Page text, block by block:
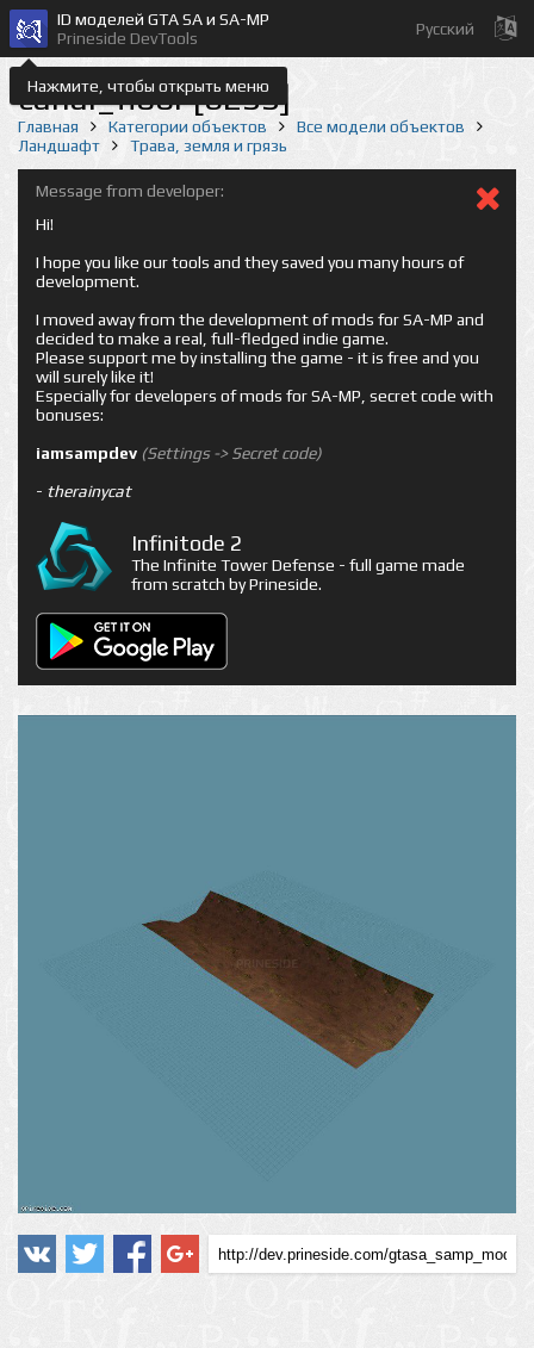
Нажмите, чтобы открыть меню
ID моделей GTA SA и SA-MP
Prineside DevTools
Русский
canal_floor [6233]
Главная Категории объектов
Все модели объектов
Ландшафт
Трава, земля и грязь
Message from developer:
Hi!
I hope you like our tools and they saved you many hours of
development.
I moved away from the development of mods for SA-MP and
decided to make a real, full-fledged indie game.
Please support me by installing the game - it is free and you
will surely like it!
Especially for developers of mods for SA-MP, secret code with
bonuses:
iamsampdev (Settings -> Secret code)
- therainycat
Infinitode 2
The Infinite Tower Defense - full game made
from scratch by Prineside.